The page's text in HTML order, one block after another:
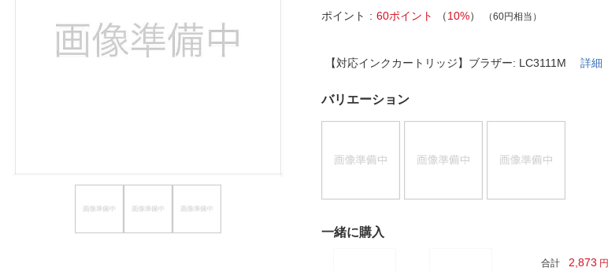
ほしいもの
お知らせ
よくある質問・お問合せ
ポイント
60ポイント （10%） （60円相当）
【対応インクカートリッジ】ブラザー: LC3111M詳細
バリエーション
一緒に購入
合計 2,873 円